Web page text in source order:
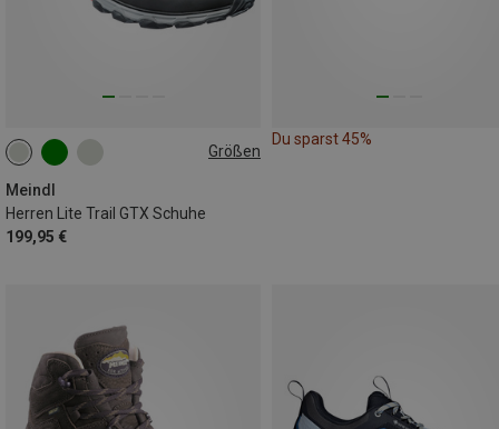
Größen
Meindl
Herren Lite Trail GTX Schuhe
199,95 €
Du sparst 45%